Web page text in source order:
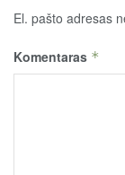
El. pašto adresas
Komentaras *